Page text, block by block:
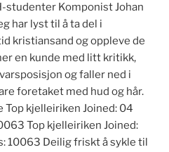
studenter Komponist Johan
har lyst til å ta del i
kristiansand og oppleve de
en kunde med litt kritikk,
og faller ned i
foretaket med hud og hår.
kjelleiriken Joined: 04
Top kjelleiriken Joined:
10063 Deilig friskt å sykle til